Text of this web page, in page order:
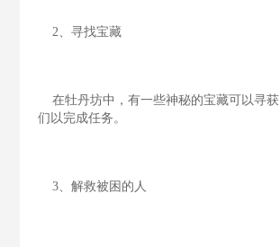
2、寻找宝藏
在牡丹坊中，有一些神秘的宝藏可以寻
们以完成任务。
3、解救被困的人